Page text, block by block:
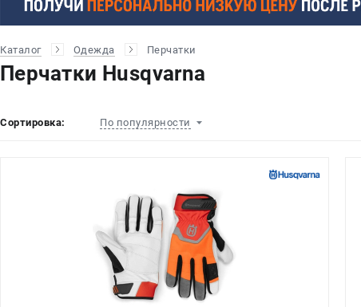
Каталог Одежда Перчатки
Перчатки Husqvarna
Сортировка: По популярности